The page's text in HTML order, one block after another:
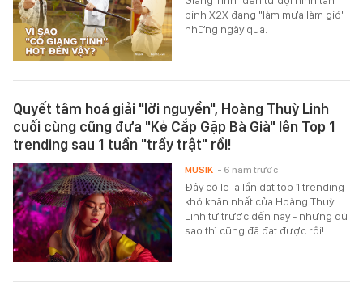
binh X2X đang "làm mưa làm gió"
những ngày qua.
Quyết tâm hoá giải "lời nguyền", Hoàng Thuỳ Linh
cuối cùng cũng đưa "Kẻ Cắp Gặp Bà Già" lên Top 1
trending sau 1 tuần "trầy trật" rồi!
Đây có lẽ là lần đạt top 1 trending
khó khăn nhất của Hoàng Thuỳ
Linh từ trước đến nay - nhưng dù
sao thì cũng đã đạt được rồi!
MUSIK - 6 năm trước